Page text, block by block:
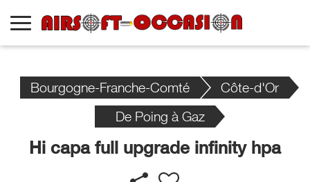
Bourgogne-Franche-Comté
Côte-d'Or
De Poing à Gaz
Hi capa full upgrade infinity hpa